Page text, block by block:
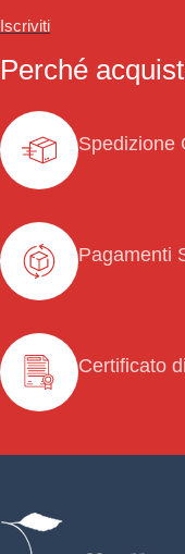
Iscriviti
Perché
Spedizione
Pagamenti
Certificato